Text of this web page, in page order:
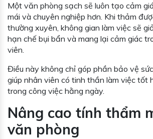
Một văn phòng sạch sẽ luôn tạo cảm
mái và chuyên nghiệp hơn. Khi thảm
thường xuyên, không gian làm việc sẽ
hạn chế bụi bẩn và mang lại cảm giác
viên.
Điều này không chỉ góp phần bảo vệ
giúp nhân viên có tinh thần làm việc tốt
trong công việc hằng ngày.
Nâng cao tính thẩm
văn phòng